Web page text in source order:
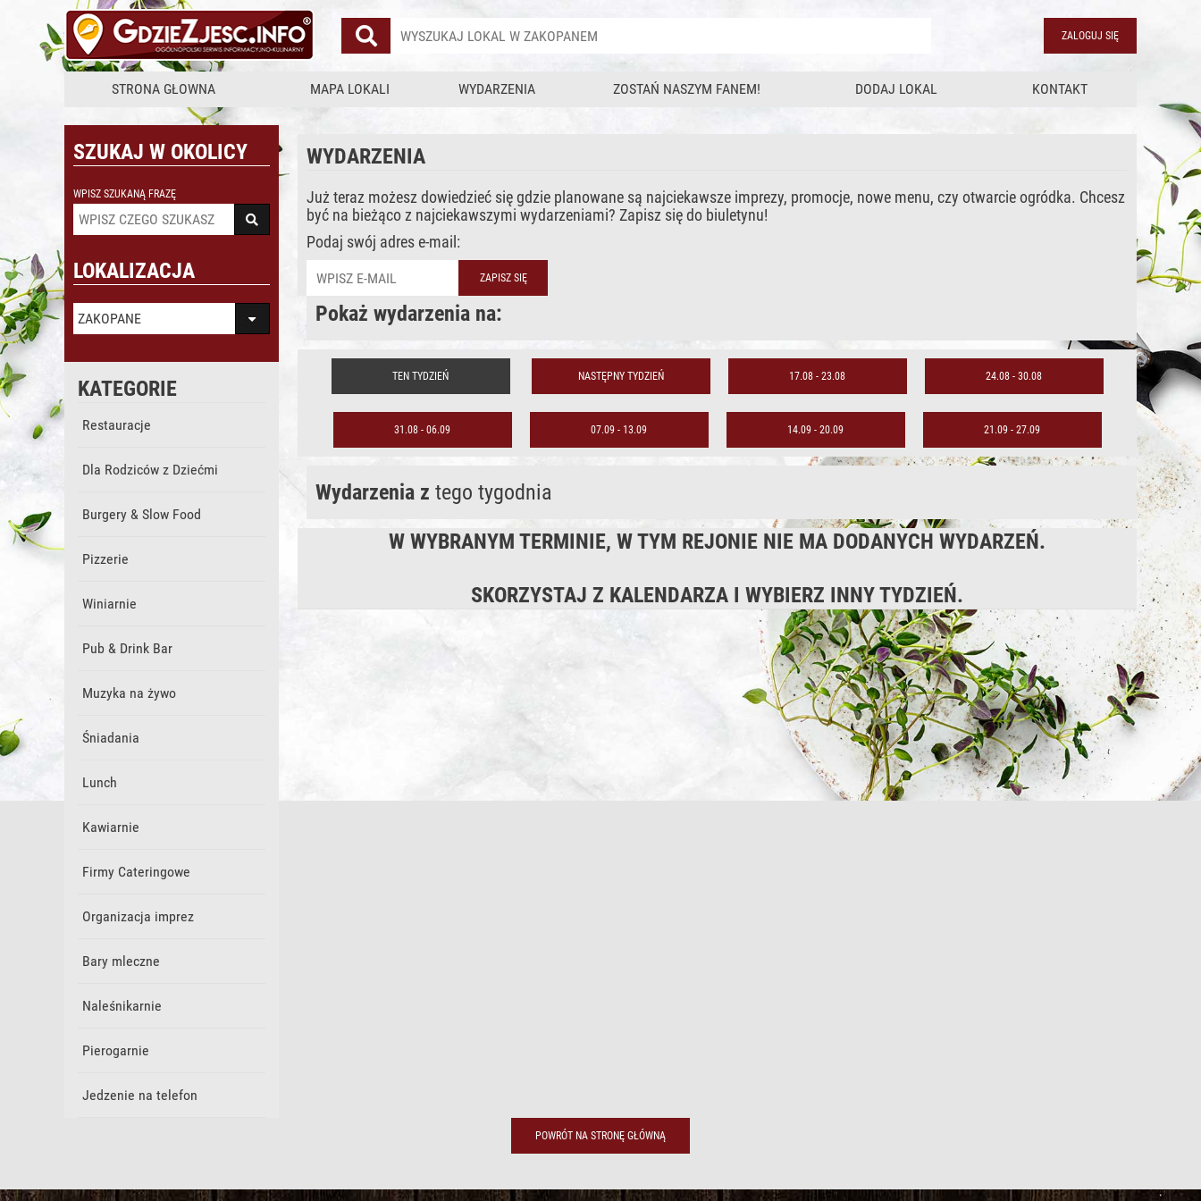
Wydarzenia
ZALOGUJ SIĘ
STRONA GŁOWNA MAPA LOKALI WYDARZENIA ZOSTAŃ NASZYM FANEM! DODAJ LOKAL KONTAKT
SZUKAJ W OKOLICY
WPISZ SZUKANĄ FRAZĘ
LOKALIZACJA
ZAKOPANE
KATEGORIE
Restauracje
Dla Rodziców z Dziećmi
Burgery & Slow Food
Pizzerie
Winiarnie
Pub & Drink Bar
Muzyka na żywo
Śniadania
Lunch
Kawiarnie
Firmy Cateringowe
Organizacja imprez
Bary mleczne
Naleśnikarnie
Pierogarnie
Jedzenie na telefon
WYDARZENIA
Już teraz możesz dowiedzieć się gdzie planowane są najciekawsze imprezy, promocje, nowe menu, czy otwarcie ogródka. Chcesz
być na bieżąco z najciekawszymi wydarzeniami? Zapisz się do biuletynu!
Podaj swój adres e-mail:
Pokaż wydarzenia na:
TEN TYDZIEŃ NASTĘPNY TYDZIEŃ 17.08 - 23.08 24.08 - 30.08
31.08 - 06.09 07.09 - 13.09 14.09 - 20.09 21.09 - 27.09
Wydarzenia z tego tygodnia
W WYBRANYM TERMINIE, W TYM REJONIE NIE MA DODANYCH WYDARZEŃ.
SKORZYSTAJ Z KALENDARZA I WYBIERZ INNY TYDZIEŃ.
POWRÓT NA STRONĘ GŁÓWNĄ